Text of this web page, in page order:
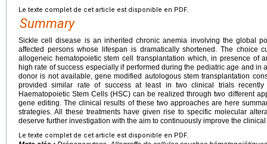
Le texte complet de cet article est disponible en PDF.
Summary
Sickle cell disease is an inherited chronic anemia involving the global
affected persons whose lifespan is dramatically shortened. The choice
allogeneic hematopoietic stem cell transplantation which, in presence of
high rate of success especially if performed during the pediatric age and in
donor is not available, gene modified autologous stem transplantation
provided similar rate of success at least in two clinical trials recently
Haematopoietic Stem Cells (HSC) can be realized through two different
gene editing. The clinical results of these two approaches are here
strategies. All these treatments have given rise to specific molecular
deserve further investigation with the aim to continuously improve the
Le texte complet de cet article est disponible en PDF.